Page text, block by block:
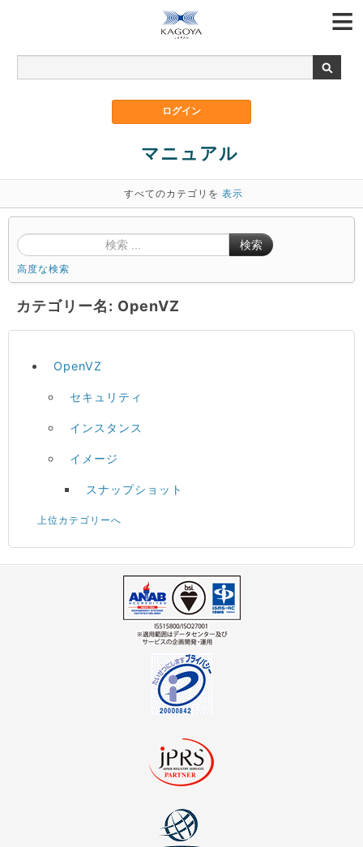
マニュアル
すべてのカテゴリを 表示
検索
高度な検索
カテゴリー名: OpenVZ
OpenVZ
セキュリティ
インスタンス
イメージ
スナップショット
上位カテゴリーへ